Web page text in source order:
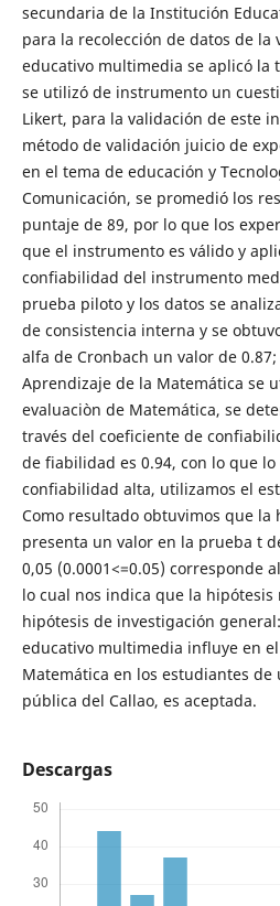
secundaria de la Institución
para la recolección de datos de
educativo multimedia se aplicó la
se utilizó de instrumento un
Likert, para la validación de este
método de validación juicio de
en el tema de educación y
Comunicación, se promedió los
puntaje de 89, por lo que los
que el instrumento es válido y
confiabilidad del instrumento
prueba piloto y los datos se
de consistencia interna y se
alfa de Cronbach un valor de
Aprendizaje de la Matemática se
evaluaciòn de Matemática, se
través del coeficiente de
de fiabilidad es 0.94, con lo que
confiabilidad alta, utilizamos el
Como resultado obtuvimos que la
presenta un valor en la prueba t
0,05 (0.0001<=0.05) corresponde
lo cual nos indica que la hipótesis
hipótesis de investigación
educativo multimedia influye en
Matemática en los estudiantes
pública del Callao, es aceptada.
Descargas